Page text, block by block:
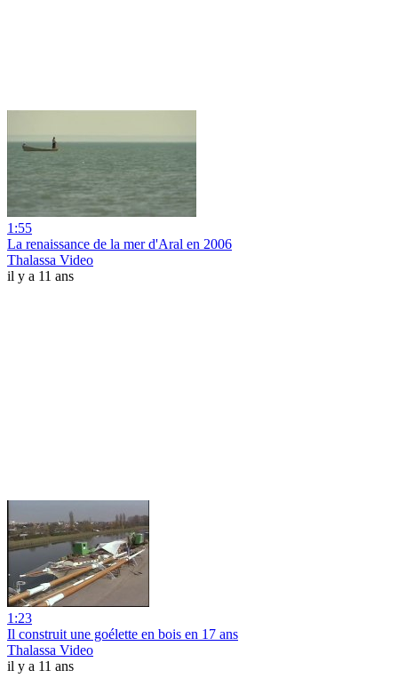
1:55
La renaissance de la mer d'Aral en 2006
Thalassa Video
il y a 11 ans
1:23
Il construit une goélette en bois en 17 ans
Thalassa Video
il y a 11 ans